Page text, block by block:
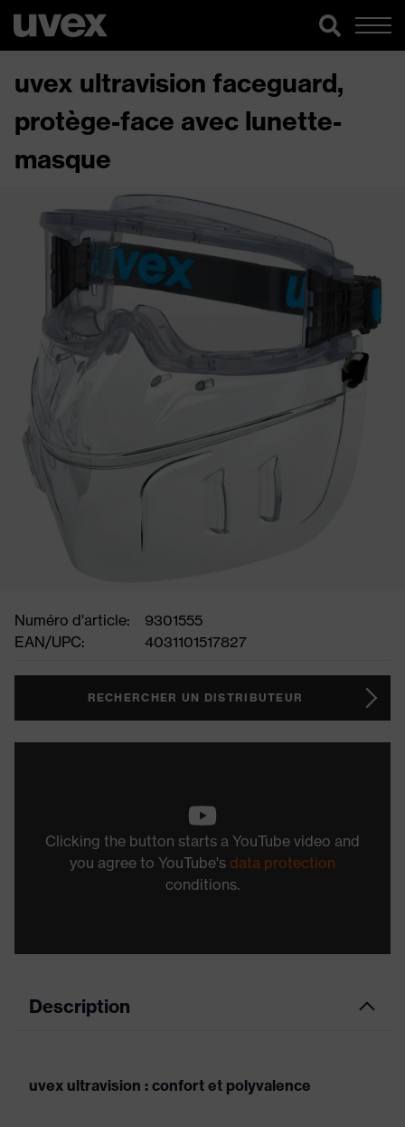
uvex ultravision faceguard,
protège-face avec lunette-
masque
Numéro d'article:
9301555
EAN/UPC:
4031101517827
RECHERCHER UN DISTRIBUTEUR
Clicking the button starts a YouTube video and
you agree to YouTube's data protection
conditions.
Description
uvex ultravision : confort et polyvalence